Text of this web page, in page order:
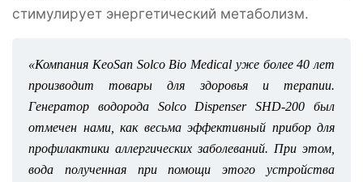
стимулирует энергетический метаболизм.
«Компания KeoSan Solco Bio Medical уже более 40 лет
производит товары для здоровья и терапии.
Генератор водорода Solco Dispenser SHD-200 был
отмечен нами, как весьма эффективный прибор для
профилактики аллергических заболеваний. При этом,
вода полученная при помощи этого устройства